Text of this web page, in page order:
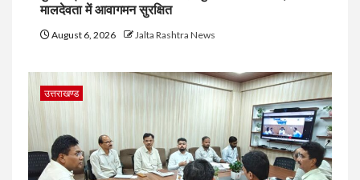
मालदेवता में आवागमन सुरक्षित
August 6, 2026 Jalta Rashtra News
उत्तराखण्ड